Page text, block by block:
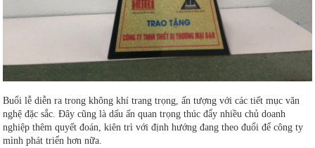
Buổi lễ diễn ra trong không khí trang trọng, ấn tượng với các tiết mục văn
nghệ đặc sắc. Đây cũng là dấu ấn quan trọng thúc đẩy nhiều chủ doanh
nghiệp thêm quyết đoán, kiên trì với định hướng đang theo đuổi để công ty
mình phát triển hơn nữa.